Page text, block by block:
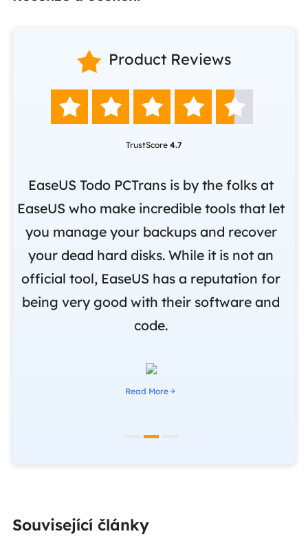
 Product Reviews
    
TrustScore 4.7
EaseUS Todo PCTrans is by the folks at
EaseUS who make incredible tools that let
you manage your backups and recover
your dead hard disks. While it is not an
official tool, EaseUS has a reputation for
being very good with their software and
code.
Read More
Související články